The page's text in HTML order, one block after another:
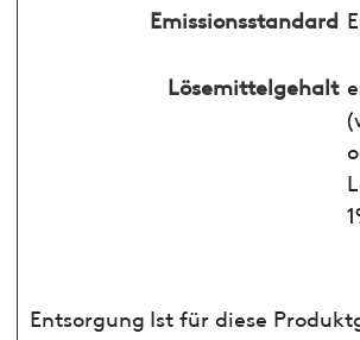
Emissionsstandard
Lösemittelgehalt
Entsorgung Ist für diese